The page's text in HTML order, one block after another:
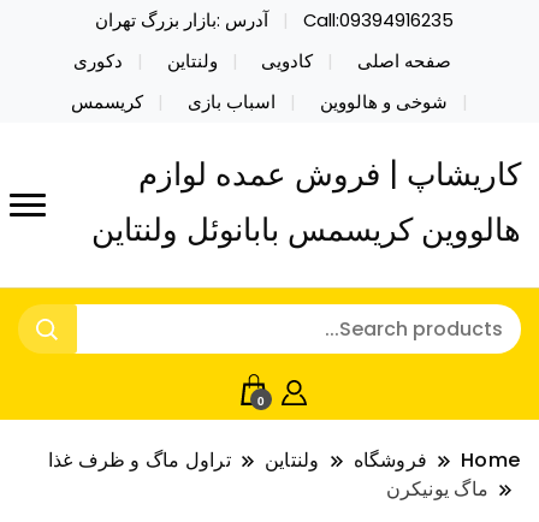
Call:09394916235
آدرس :بازار بزرگ تهران
صفحه اصلی
کادویی ولنتاین
دکوری
شوخی و هالووین
اسباب بازی کریسمس
کاریشاپ | فروش عمده لوازم
هالووین کریسمس بابانوئل ولنتاین
0
Home فروشگاه ولنتاین
تراول ماگ و ظرف غذا
ماگ یونیکرن